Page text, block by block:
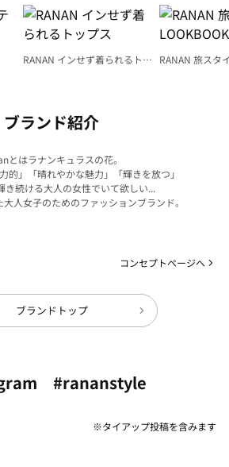
RANAN インせず着られるトッ
RANAN 旅スタ
ブランド紹介
とはラナンキュラスの花。
的」「晴れやかな魅力」「輝きを放つ」
き続ける大人の女性でいて欲しい...
人女子のためのファッションブランド。
コンセプトページへ
ブランドトップ
#rananstyle
※タイアップ投稿を含みます